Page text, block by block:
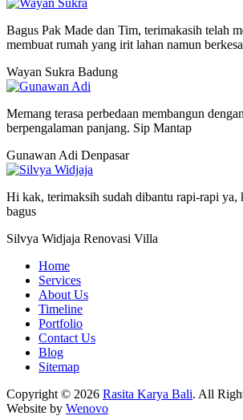
Bagus Pak Made dan Tim, terimakasih telah
membuat rumah yang irit lahan namun
Wayan Sukra Badung
Memang terasa perbedaan membangun
berpengalaman panjang. Sip Mantap
Gunawan Adi Denpasar
Hi kak, terimaksih sudah dibantu rapi-rapi ya,
bagus
Silvya Widjaja Renovasi Villa
Home
Services
About Us
Timeline
Portfolio
Contact Us
Blog
Sitemap
Copyright © 2026 Rasita Karya Bali. All
Website by Wenovo